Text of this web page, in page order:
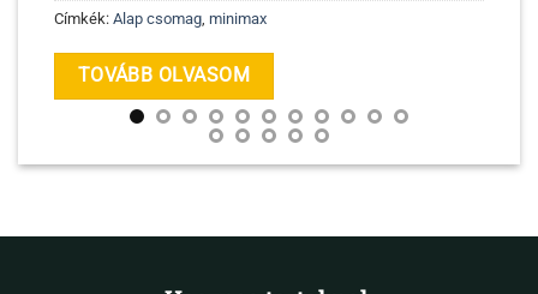
Címkék: Alap csomag minimax
TOVÁBB OLVASOM